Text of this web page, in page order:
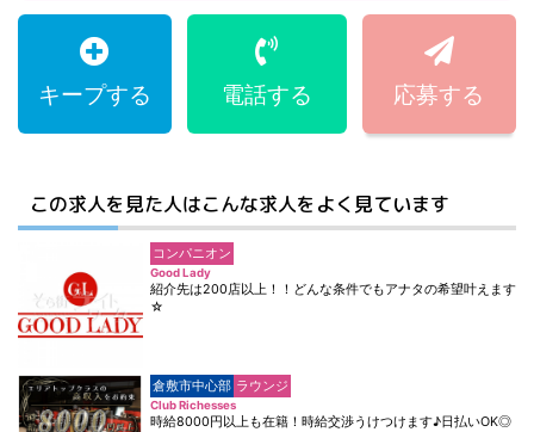
キープする 電話する 応募する
この求人を見た人はこんな求人をよく見ています
コンパニオン
Good Lady
紹介先は200店以上！！どんな条件でもアナタの希望叶えます
☆
倉敷市中心部 ラウンジ
Club Richesses
時給8000円以上も在籍！時給交渉うけつけます♪日払いOK◎